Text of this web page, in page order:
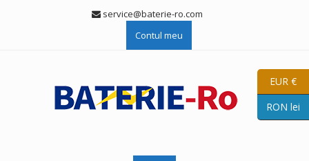
service@baterie-ro.com
Contul meu
EUR €
RON lei